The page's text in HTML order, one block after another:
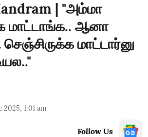
| "அம்மா
மாட்டாங்க.. ஆனா
செஞ்சிருக்க மாட்டார்னு
2025, 1:01 am
Follow Us